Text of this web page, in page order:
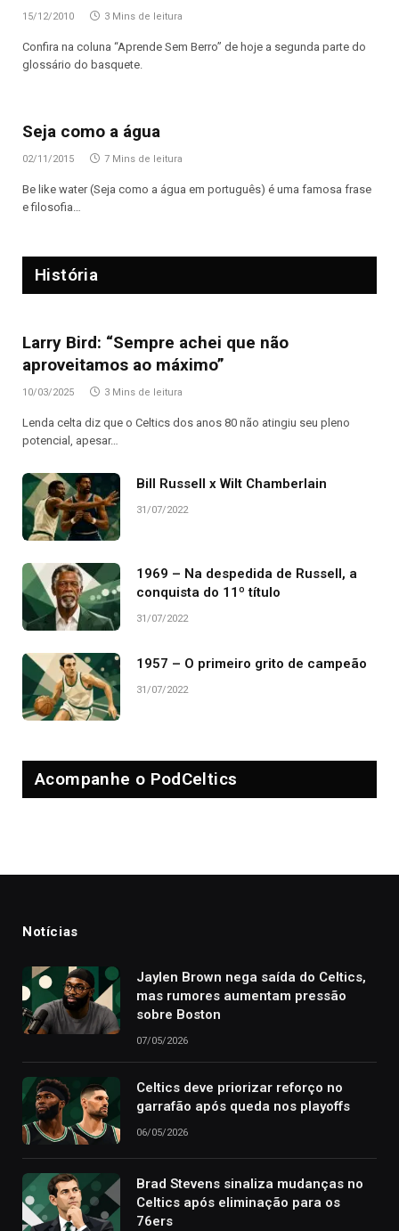
15/12/2010 3 Mins de leitura
Confira na coluna “Aprende Sem Berro” de hoje a segunda parte do
glossário do basquete.
Seja como a água
02/11/2015 7 Mins de leitura
Be like water (Seja como a água em português) é uma famosa frase
e filosofia…
História
Larry Bird: “Sempre achei que não
aproveitamos ao máximo”
10/03/2025 3 Mins de leitura
Lenda celta diz que o Celtics dos anos 80 não atingiu seu pleno
potencial, apesar…
Bill Russell x Wilt Chamberlain
31/07/2022
1969 – Na despedida de Russell, a
conquista do 11º título
31/07/2022
1957 – O primeiro grito de campeão
31/07/2022
Acompanhe o PodCeltics
Notícias
Jaylen Brown nega saída do Celtics,
mas rumores aumentam pressão
sobre Boston
07/05/2026
Celtics deve priorizar reforço no
garrafão após queda nos playoffs
06/05/2026
Brad Stevens sinaliza mudanças no
Celtics após eliminação para os
76ers